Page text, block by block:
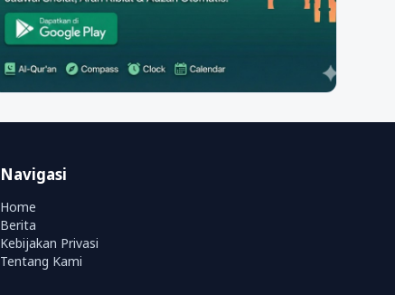
Navigasi
Home
Berita
Kebijakan Privasi
Tentang Kami